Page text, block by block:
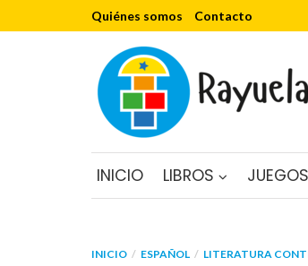
Quiénes somos Contacto
INICIO LIBROS
INICIO ESPAÑOL LITERATURA